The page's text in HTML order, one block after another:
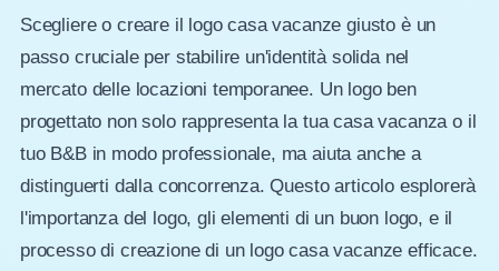
Scegliere o creare il logo casa vacanze giusto è un
passo cruciale per stabilire un'identità solida nel
mercato delle locazioni temporanee. Un logo ben
progettato non solo rappresenta la tua casa vacanza o il
tuo B&B in modo professionale, ma aiuta anche a
distinguerti dalla concorrenza. Questo articolo esplorerà
l'importanza del logo, gli elementi di un buon logo, e il
processo di creazione di un logo casa vacanze efficace.